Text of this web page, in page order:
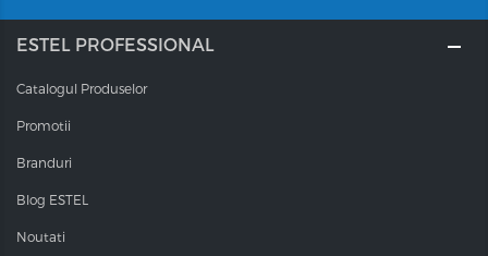
ESTEL PROFESSIONAL
Catalogul Produselor
Promotii
Branduri
Blog ESTEL
Noutati